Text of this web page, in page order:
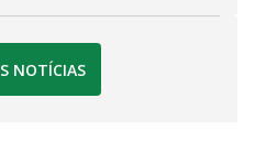
NOTÍCIAS